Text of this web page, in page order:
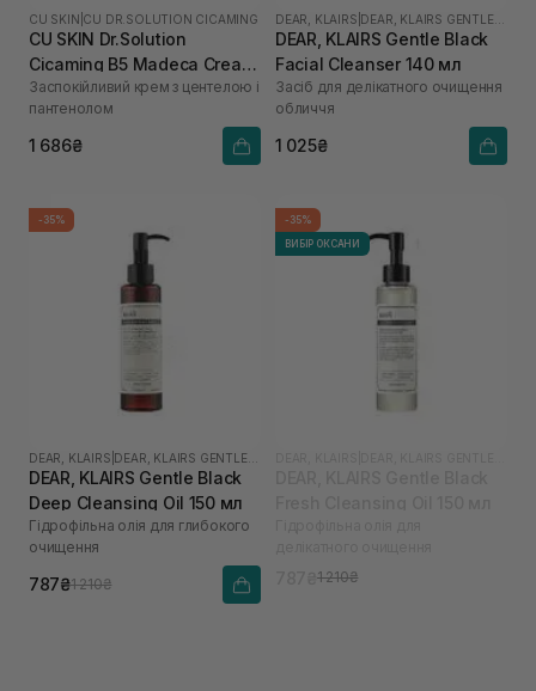
CU SKIN CU DR.SOLUTION CICAMING
CU SKIN Dr.Solution
Cicaming B5 Madeca Cream
70 мл
Заспокійливий крем з центелою і
пантенолом
1 686₴
DEAR, KLAIRS
DEAR, KLAIRS Gentle Black
Facial Cleanser 140 мл
Засіб для делікатного очищення
обличчя
1 025₴
-35%
DEAR, KLAIRS
DEAR, KLAIRS Gentle Black
Deep Cleansing Oil 150 мл
Гідрофільна олія для глибокого
очищення
787₴1 210₴
-35%
ВИБІР ОКСАНИ
1 210₴